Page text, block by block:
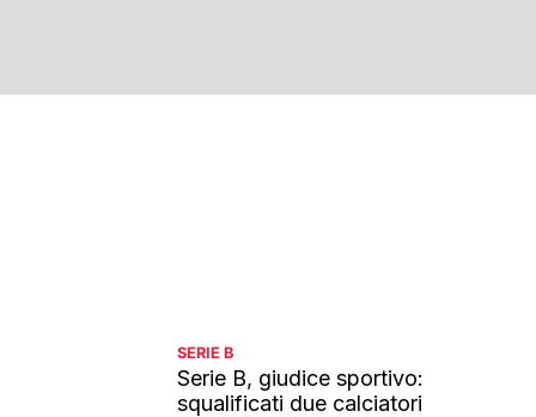
SERIE B
Serie B, giudice sportivo:
squalificati due calciatori